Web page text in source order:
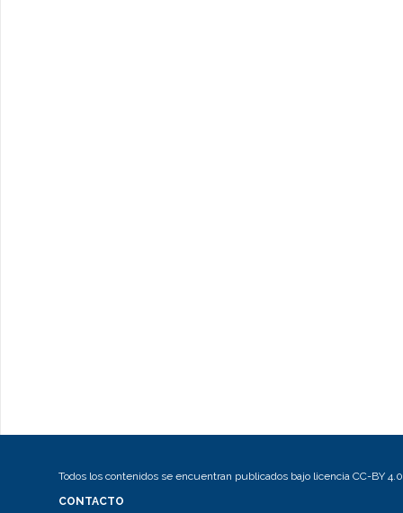
Todos los contenidos se encuentran publicados bajo licencia CC-BY 4.0
CONTACTO